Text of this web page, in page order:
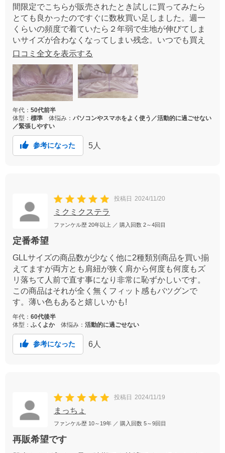
間限定でこちらが販売されたとき試しに買ってみたら
とても良かったのですぐに数枚買い足しました。週一
くらいの頻度で着ていたら２年弱で生地が伸びてしま
いサイズが合わなくなってしまい残念。いつでも買え
るよう定番にしてほしいです。カラー展開も豊富にし
口コミ全文を表示する
年代： 50代前半
体型： 標準 体悩み： パソコンやスマホをよく使う／活動的に過ごせない
／緊張しやすい
参考になった 5 人
投稿日 2024/11/20
ミクミクステラ
ファンケル歴 20年以上 ／ 購入回数 2～4回目
定番希望
GLLサイズの商品数が少なく他に2種類別商品を買い揃
えてますが両方とも肩紐が狭く肩から何度も何度もズ
リ落ちて人前で直す事になり非常に恥ずかしいです。
この商品はそれが全く無くフィット感もバツグンで
す。薄い色もあると嬉しいかも!
年代： 60代後半
体型： ふくよか体悩み： 活動的に過ごせない
参考になった 6 人
投稿日 2024/11/19
まっちょ
ファンケル歴 10～19年 ／ 購入回数 5～9回目
再販希望です